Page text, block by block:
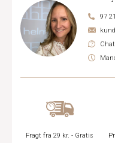
97
Fragt fra 29 kr. - Gratis